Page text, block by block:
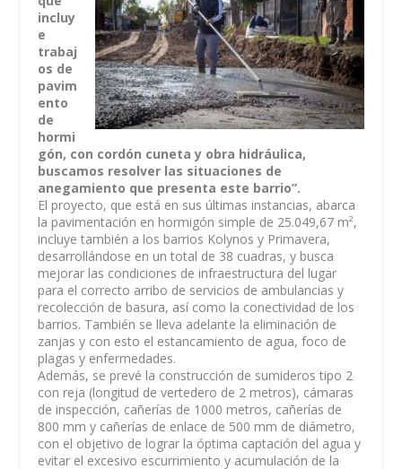
incluy
e
trabaj
os de
pavim
ento
de
hormi
gón, con cordón cuneta y obra hidráulica,
buscamos resolver las situaciones de
anegamiento que presenta este barrio”.
El proyecto, que está en sus últimas instancias, abarca
la pavimentación en hormigón simple de 25.049,67 m²,
incluye también a los barrios Kolynos y Primavera,
desarrollándose en un total de 38 cuadras, y busca
mejorar las condiciones de infraestructura del lugar
para el correcto arribo de servicios de ambulancias y
recolección de basura, así como la conectividad de los
barrios. También se lleva adelante la eliminación de
zanjas y con esto el estancamiento de agua, foco de
plagas y enfermedades.
Además, se prevé la construcción de sumideros tipo 2
con reja (longitud de vertedero de 2 metros), cámaras
de inspección, cañerías de 1000 metros, cañerías de
800 mm y cañerías de enlace de 500 mm de diámetro,
con el objetivo de lograr la óptima captación del agua y
evitar el excesivo escurrimiento y acumulación de la